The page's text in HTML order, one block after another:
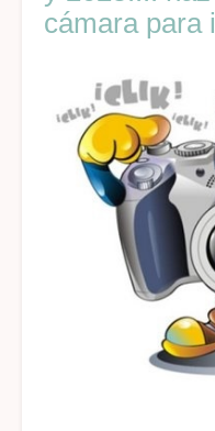
cámara para